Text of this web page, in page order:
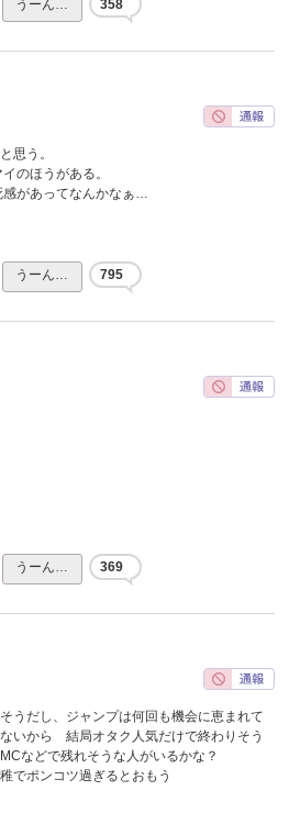
うーん… 358
思う。
のほうがある。
があってなんかなぁ…
うーん… 795
うーん… 369
うだし、ジャンプは何回も機会に恵まれて
いから 結局オタク人気だけで終わりそう
などで残れそうな人がいるかな？
でポンコツ過ぎるとおもう